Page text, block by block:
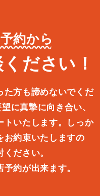
約から
ださい！
た方も諦めないでくだ
に真摯に向き合い、
トいたします。しっか
お約束いたしますの
ださい。
約が出来ます。